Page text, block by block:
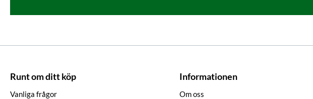
Runt om ditt köp
Vanliga frågor
Informationen
Om oss